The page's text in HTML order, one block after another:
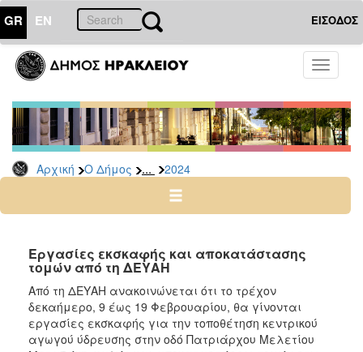
GR EN ΕΙΣΟΔΟΣ
Toggle
Αρχική Ο Δήμος ... 2024
ΔΗΜΟΣ
Δελτία
Τύπου
Αρχείο
2026
2024
2022
2021
2020
2019
Εργασίες εκσκαφής και αποκατάστασης
τομών από τη ΔΕΥΑΗ
Από τη ΔΕΥΑΗ ανακοινώνεται ότι το τρέχον
δεκαήμερο, 9 έως 19 Φεβρουαρίου, θα γίνονται
εργασίες εκσκαφής για την τοποθέτηση κεντρικού
αγωγού ύδρευσης στην οδό Πατριάρχου Μελετίου